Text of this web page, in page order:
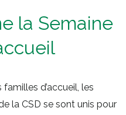
la Semaine
d’accueil, les
la CSD se sont unis pour